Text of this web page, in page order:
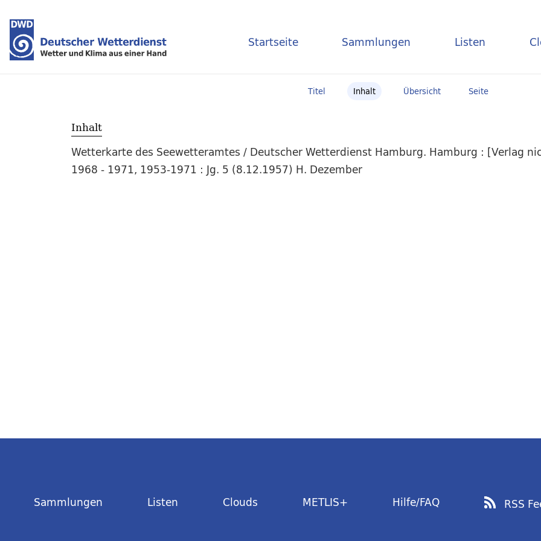
Startseite Sammlungen Listen
Titel Inhalt Übersicht Seite
Inhalt
Wetterkarte des Seewetteramtes / Deutscher Wetterdienst Hamburg. Hamburg : [Verlag
1968 - 1971, 1953-1971 : Jg. 5 (8.12.1957) H. Dezember
Sammlungen Listen Clouds METLIS+ Hilfe/FAQ RSS